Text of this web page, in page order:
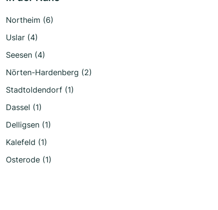
Northeim (6)
Uslar (4)
Seesen (4)
Nörten-Hardenberg (2)
Stadtoldendorf (1)
Dassel (1)
Delligsen (1)
Kalefeld (1)
Osterode (1)